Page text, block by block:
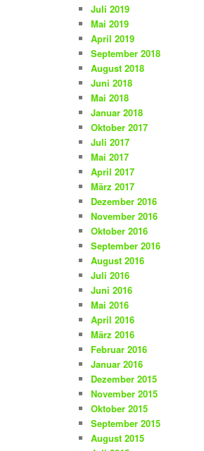
Juli 2019
Mai 2019
April 2019
September 2018
August 2018
Juni 2018
Mai 2018
Januar 2018
Oktober 2017
Juli 2017
Mai 2017
April 2017
März 2017
Dezember 2016
November 2016
Oktober 2016
September 2016
August 2016
Juli 2016
Juni 2016
Mai 2016
April 2016
März 2016
Februar 2016
Januar 2016
Dezember 2015
November 2015
Oktober 2015
September 2015
August 2015